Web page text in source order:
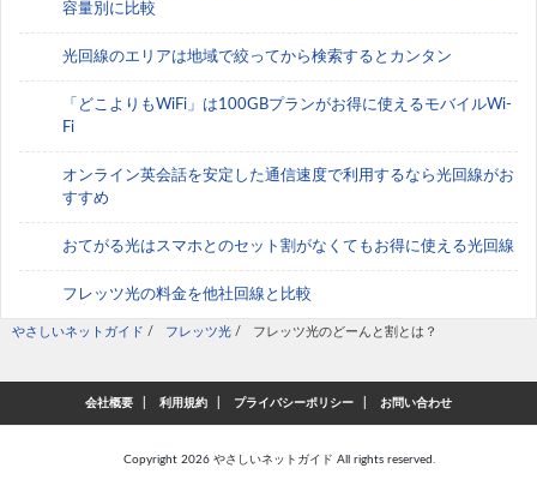
容量別に比較
光回線のエリアは地域で絞ってから検索するとカンタン
「どこよりもWiFi」は100GBプランがお得に使えるモバイルWi-
Fi
オンライン英会話を安定した通信速度で利用するなら光回線がお
すすめ
おてがる光はスマホとのセット割がなくてもお得に使える光回線
フレッツ光の料金を他社回線と比較
やさしいネットガイド / フレッツ光 / フレッツ光のどーんと割とは？
会社概要 利用規約 プライバシーポリシー お問い合わせ
Copyright 2026 やさしいネットガイド All rights reserved.